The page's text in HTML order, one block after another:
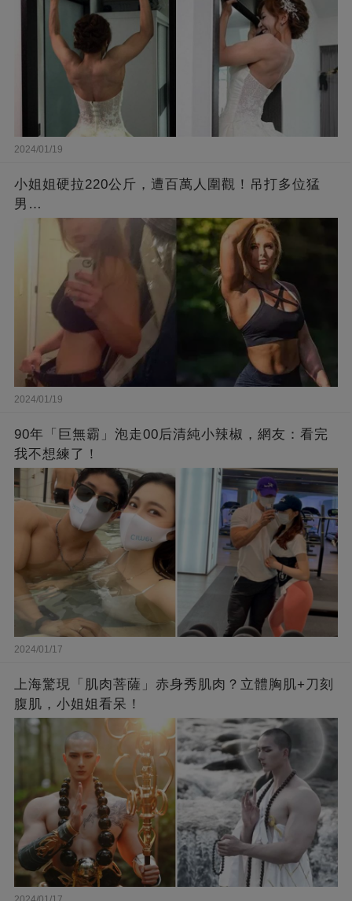
2024/01/19
小姐姐硬拉220公斤，遭百萬人圍觀！吊打多位猛
男…
2024/01/19
90年「巨無霸」泡走00后清純小辣椒，網友：看完
我不想練了！
2024/01/17
上海驚現「肌肉菩薩」赤身秀肌肉？立體胸肌+刀刻
腹肌，小姐姐看呆！